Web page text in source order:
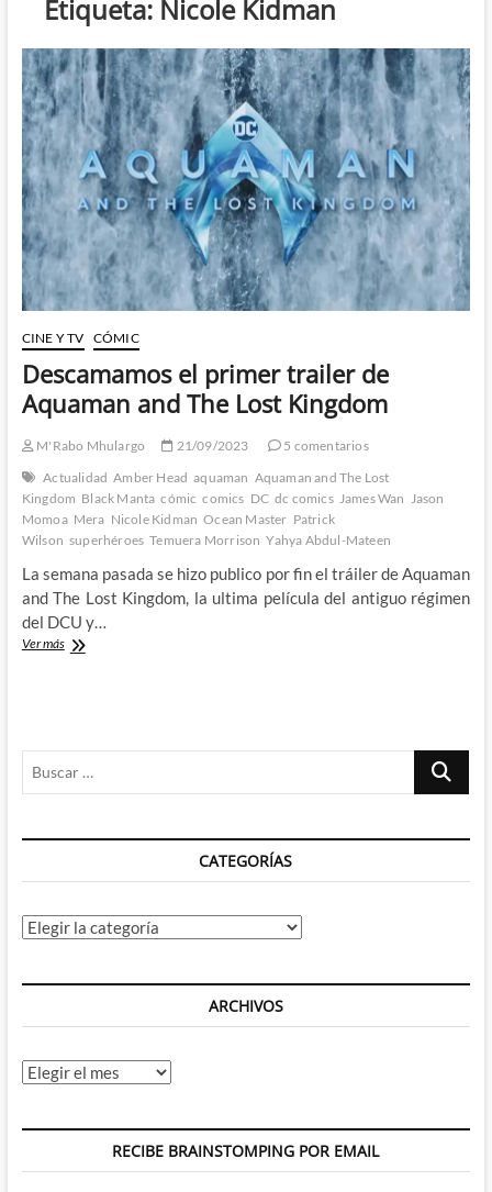
Etiqueta: Nicole Kidman
CINE Y TV CÓMIC
Descamamos el primer trailer de
Aquaman and The Lost Kingdom
M'Rabo Mhulargo 21/09/2023
5 comentarios
Actualidad Amber Head aquaman Aquaman and The Lost
Kingdom Black Manta cómic comics DC dc comics James Wan Jason
Momoa Mera Nicole Kidman Ocean Master Patrick
Wilson superhéroes Temuera Morrison Yahya Abdul-Mateen
La semana pasada se hizo publico por fin el tráiler de Aquaman
and The Lost Kingdom, la ultima película del antiguo régimen
del DCU y…
Ver másDescamamos
The
Buscar
CATEGORÍAS
Categorías
ARCHIVOS
Archivos
RECIBE BRAINSTOMPING POR EMAIL